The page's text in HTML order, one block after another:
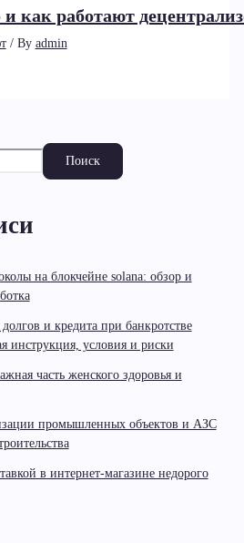
и как работают
/ By admin
Поиск
на блокчейне solana: обзор и
и кредита при банкротстве
инструкция, условия и риски
часть женского здоровья и
промышленных объектов и АЗС
в интернет-магазине недорого